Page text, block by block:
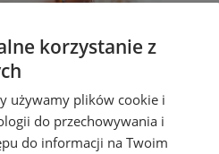
firmę w
z naborem
korzystanie z
używamy plików cookie i
do przechowywania i
do informacji na Twoim